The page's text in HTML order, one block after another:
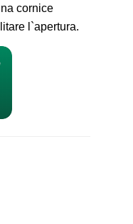
cornice
l`apertura.